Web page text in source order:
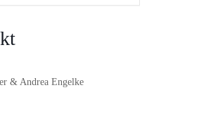
& Andrea Engelke